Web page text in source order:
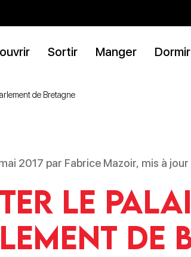
Sortir Manger Dormir
de Bretagne
2017 par Fabrice Mazoir, mis à
le
de